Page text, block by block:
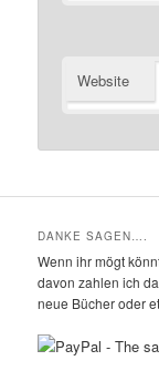
Website
DANKE SAGEN….
Wenn ihr mögt
davon zahlen ich
neue Bücher oder